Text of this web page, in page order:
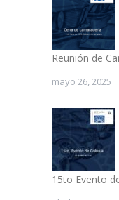
Reunión de
mayo 26, 2025
15to Evento